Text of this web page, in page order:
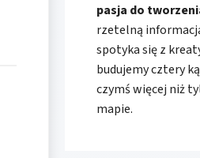
pasja do
rzetelną
spotyka się z
budujemy cztery
czymś więcej niż
mapie.